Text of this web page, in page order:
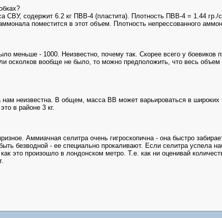
СВУ, содержит 6.2 кг ПВВ-4 (пластита). Плотность ПВВ-4 = 1.44
поместится в этот объем. Плотность непрессованного
меньше - 1000. Неизвестно, почему так. Скорее всего у боевиков
осколков вообще не было, то можно предположить, что весь
неизвестна. В общем, масса ВВ может варьироваться в
в районе 3 кг.
Аммиачная селитра очень гигроскопична - она быстро
безводной - ее специально прокаливают. Если селитра успела
это произошло в лондонском метро. Т.е. как ни оценивай